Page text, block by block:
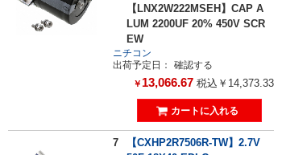
【LNX2W222MSEH】CAP A
LUM 2200UF 20% 450V SCR
EW
ニチコン
出荷予定日：
確認する
￥ 13,066.67 税込￥14,373.33
7
【CXHP2R7506R-TW】2.7V